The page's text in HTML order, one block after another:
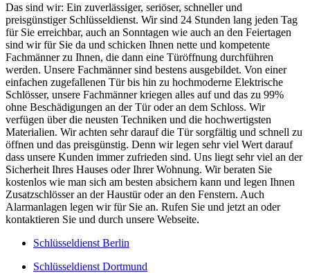
Das sind wir: Ein zuverlässiger, seriöser, schneller und
preisgünstiger Schlüsseldienst. Wir sind 24 Stunden lang jeden Tag
für Sie erreichbar, auch an Sonntagen wie auch an den Feiertagen
sind wir für Sie da und schicken Ihnen nette und kompetente
Fachmänner zu Ihnen, die dann eine Türöffnung durchführen
werden. Unsere Fachmänner sind bestens ausgebildet. Von einer
einfachen zugefallenen Tür bis hin zu hochmoderne Elektrische
Schlösser, unsere Fachmänner kriegen alles auf und das zu 99%
ohne Beschädigungen an der Tür oder an dem Schloss. Wir
verfügen über die neusten Techniken und die hochwertigsten
Materialien. Wir achten sehr darauf die Tür sorgfältig und schnell zu
öffnen und das preisgünstig. Denn wir legen sehr viel Wert darauf
dass unsere Kunden immer zufrieden sind. Uns liegt sehr viel an der
Sicherheit Ihres Hauses oder Ihrer Wohnung. Wir beraten Sie
kostenlos wie man sich am besten absichern kann und legen Ihnen
Zusatzschlösser an der Haustür oder an den Fenstern. Auch
Alarmanlagen legen wir für Sie an. Rufen Sie und jetzt an oder
kontaktieren Sie und durch unsere Webseite.
Schlüsseldienst Berlin
Schlüsseldienst Dortmund